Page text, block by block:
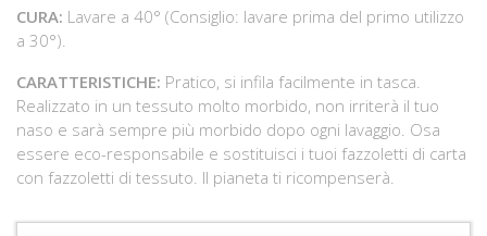
CURA: Lavare a 40° (Consiglio: lavare prima del primo utilizzo
a 30°).
CARATTERISTICHE: Pratico, si infila facilmente in tasca.
Realizzato in un tessuto molto morbido, non irriterà il tuo
naso e sarà sempre più morbido dopo ogni lavaggio. Osa
essere eco-responsabile e sostituisci i tuoi fazzoletti di carta
con fazzoletti di tessuto. Il pianeta ti ricompenserà.